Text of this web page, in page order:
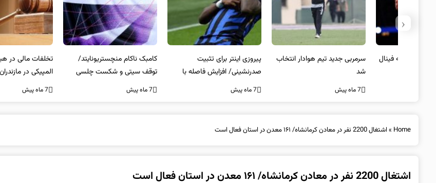
سرمربی جدید تیم هوادار انتخاب
پیروزی اینتر برای تثبیت
صدرنشینی/ افزایش فاصله با
کامبک ناکام منچستریونایتد/
توقف سیتی و شکست چلسی
تخلفات مالی در هیئت رشته‌ای
المپیکی در مازندران
‹
Home
» اشتغال 2200 نفر در معادن کرمانشاه/‌ ۱۶۱ معدن در استان فعال است
اشتغال 2200 نفر در معادن کرمانشاه/‌ ۱۶۱ معدن در استان فعال است